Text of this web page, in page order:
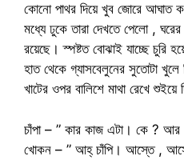
কোনো পাথর দিয়ে খুব জোরে আঘাত
মধ্যে ঢুকে তারা দেখতে পেলো ,
রয়েছে। স্পষ্টত বোঝাই যাচ্ছে চুরি
হাত থেকে গ্যাসবেলুনের সুতোটা খুলে
খাটের ওপর বালিশে মাথা রেখে
চাঁপা – ” কার কাজ এটা। কে ? আর
খোকন – ” আহ্ চাঁপি। আস্তে ,